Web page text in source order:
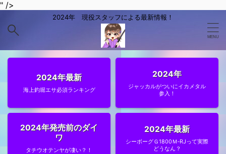
" />
2024年 現役スタッフによる最新情報！
2024年最新
海上釣堀エサ必須ランキング
2024年
ジャッカルがついにイカメタル
参入！
2024年発売前のダイ
ワ
タチウオテンヤが凄い？！
2024年最新
シーボーグＧ1800Ｍ‐RJって実際
どうなん？